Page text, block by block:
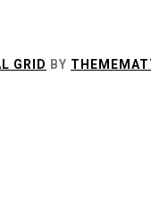
GRID BY